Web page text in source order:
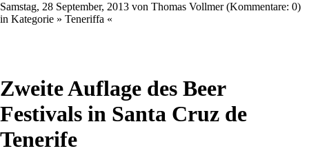
Samstag, 28 September, 2013 von Thomas Vollmer (Kommentare: 0)
in Kategorie » Teneriffa «
Zweite Auflage des Beer
Festivals in Santa Cruz de
Tenerife